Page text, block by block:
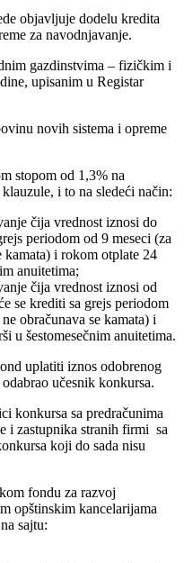
objavljuje dodelu kredita
za navodnjavanje.
gazdinstvima – fizičkim i
upisanim u Registar
novih sistema i opreme
stopom od 1,3% na
i to na sledeći način:
čija vrednost iznosi do
periodom od 9 meseci (za
kamata) i rokom otplate 24
anuitetima;
čija vrednost iznosi od
se krediti sa grejs periodom
obračunava se kamata) i
u šestomesečnim anuitetima.
uplatiti iznos odobrenog
učesnik konkursa.
konkursa sa predračunima
i zastupnika stranih firmi sa
koji do sada nisu
fondu za razvoj
opštinskim kancelarijama
sajtu: